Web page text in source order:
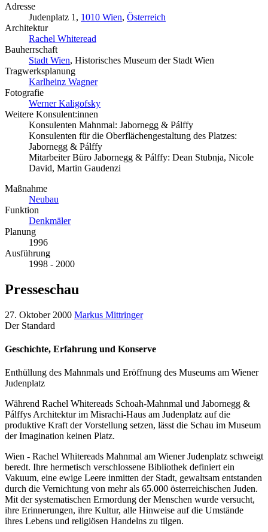
Adresse
Judenplatz 1, 1010 Wien, Österreich
Architektur
Rachel Whiteread
Bauherrschaft
Stadt Wien, Historisches Museum der Stadt Wien
Tragwerksplanung
Karlheinz Wagner
Fotografie
Werner Kaligofsky
Weitere Konsulent:innen
Konsulenten Mahnmal: Jabornegg & Pálffy
Konsulenten für die Oberflächengestaltung des Platzes:
Jabornegg & Pálffy
Mitarbeiter Büro Jabornegg & Pálffy: Dean Stubnja, Nicole
David, Martin Gaudenzi
Maßnahme
Neubau
Funktion
Denkmäler
Planung
1996
Ausführung
1998 - 2000
Presseschau
27. Oktober 2000 Markus Mittringer
Der Standard
Geschichte, Erfahrung und Konserve
Enthüllung des Mahnmals und Eröffnung des Museums am Wiener
Judenplatz
Während Rachel Whitereads Schoah-Mahnmal und Jabornegg &
Pálffys Architektur im Misrachi-Haus am Judenplatz auf die
produktive Kraft der Vorstellung setzen, lässt die Schau im Museum
der Imagination keinen Platz.
Wien - Rachel Whitereads Mahnmal am Wiener Judenplatz schweigt
beredt. Ihre hermetisch verschlossene Bibliothek definiert ein
Vakuum, eine ewige Leere inmitten der Stadt, gewaltsam entstanden
durch die Vernichtung von mehr als 65.000 österreichischen Juden.
Mit der systematischen Ermordung der Menschen wurde versucht,
ihre Erinnerungen, ihre Kultur, alle Hinweise auf die Umstände
ihres Lebens und religiösen Handelns zu tilgen.